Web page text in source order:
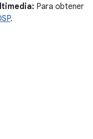
Para obtener
.